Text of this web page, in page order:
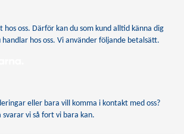
hos oss. Därför kan du som kund alltid känna dig
hos oss. Vi använder följande betalsätt.
eller bara vill komma i kontakt med oss?
svarar vi så fort vi bara kan.